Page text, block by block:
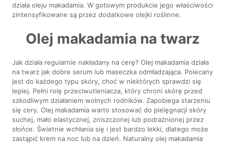
działa oleju makadamia. W gotowym produkcie jego właściwości
zintensyfikowane są przez dodatkowe olejki roślinne.
Olej makadamia na twarz
Jak działa regularnie nakładany na cerę? Olej makadamia działa
na twarz jak dobre serum lub maseczka odmładzająca. Polecany
jest do każdego typu skóry, choć w niektórych sprawdzi się
lepiej. Pełni rolę przeciwutleniacza, który chroni skórę przed
szkodliwym działaniem wolnych rodników. Zapobiega starzeniu
się cery. Olej makadamia warto stosować do pielęgnacji skóry
suchej, mało elastycznej, zniszczonej lub podrażnionej przez
słońce. Świetnie wchłania się i jest bardzo lekki, dlatego może
zastąpić krem na noc lub na dzień. Naturalny olej makadamia